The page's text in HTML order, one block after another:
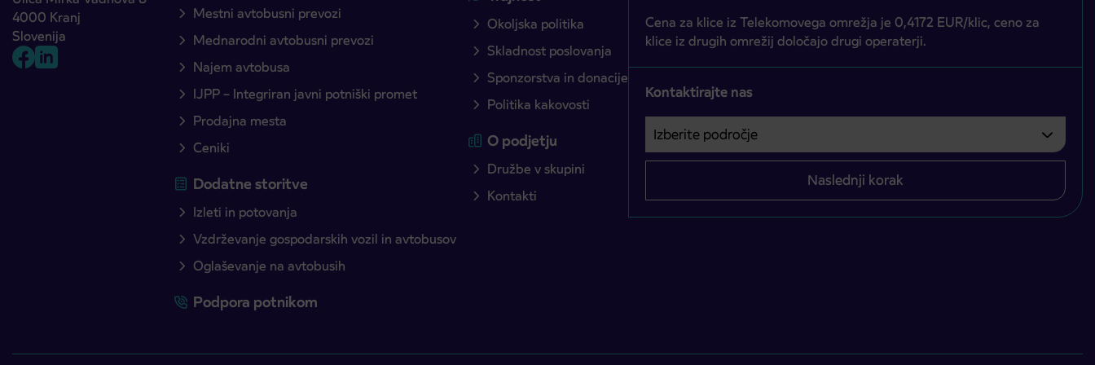
4000 Kranj
Slovenija
Mestni avtobusni prevozi
Mednarodni avtobusni prevozi
Najem avtobusa
IJPP – Integriran javni potniški promet
Prodajna mesta
Ceniki
Dodatne storitve
Izleti in potovanja
Vzdrževanje gospodarskih vozil in avtobusov
Oglaševanje na avtobusih
Podpora potnikom
Okoljska politika
Skladnost poslovanja
Sponzorstva in donacije
Politika kakovosti
O podjetju
Družbe v skupini
Kontakti
Cena za klice iz Telekomovega omrežja je 0,4172 EUR/klic, ceno za
klice iz drugih omrežij določajo drugi operaterji.
Kontaktirajte nas
Izberite področje
Področje je obvezno izbrati.
Naslednji korak